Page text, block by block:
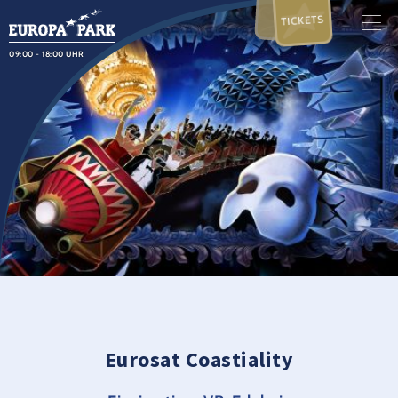
09:00 - 18:00 UHR
TICKETS
Eurosat Coastiality